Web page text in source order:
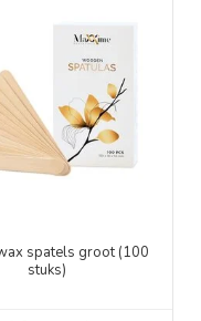
spatels groot (100
stuks)